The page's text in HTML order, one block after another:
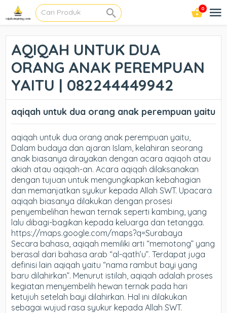
0
AQIQAH UNTUK DUA
ORANG ANAK PEREMPUAN
YAITU | 082244449942
aqiqah untuk dua orang anak perempuan yaitu
aqiqah untuk dua orang anak perempuan yaitu,
Dalam budaya dan ajaran Islam, kelahiran seorang
anak biasanya dirayakan dengan acara aqiqoh atau
akiah atau aqiqah-an. Acara aqiqah dilaksanakan
dengan tujuan untuk mengungkapkan kebahagian
dan memanjatkan syukur kepada Allah SWT. Upacara
aqiqah biasanya dilakukan dengan prosesi
penyembelihan hewan ternak seperti kambing, yang
lalu dibagi-bagikan kepada keluarga dan tetangga.
https://maps.google.com/maps?q=Surabaya
Secara bahasa, aqiqah memiliki arti “memotong” yang
berasal dari bahasa arab “al-qath’u”. Terdapat juga
definisi lain aqiqah yaitu “nama rambut bayi yang
baru dilahirkan”. Menurut istilah, aqiqah adalah proses
kegiatan menyembelih hewan ternak pada hari
ketujuh setelah bayi dilahirkan. Hal ini dilakukan
sebagai wujud rasa syukur kepada Allah SWT.